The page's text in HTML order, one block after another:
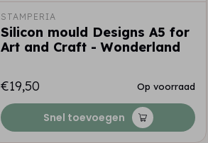
STAMPERIA
Silicon mould Designs A5 for
Art and Craft - Wonderland
€19,50 Op voorraad
Snel toevoegen